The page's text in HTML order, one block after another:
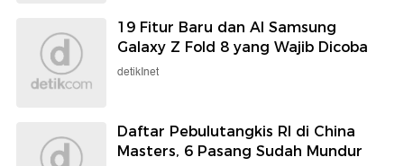
19 Fitur Baru dan AI Samsung
Galaxy Z Fold 8 yang Wajib Dicoba
detikInet
Daftar Pebulutangkis RI di China
Masters, 6 Pasang Sudah Mundur